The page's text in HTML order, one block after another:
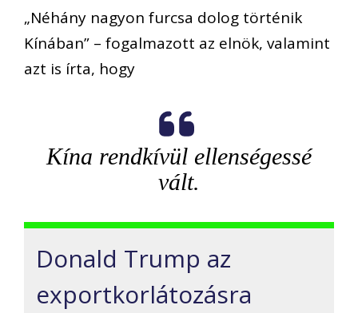
„Néhány nagyon furcsa dolog történik
Kínában” – fogalmazott az elnök, valamint
azt is írta, hogy
Kína rendkívül ellenségessé
vált.
Donald Trump az
exportkorlátozásra